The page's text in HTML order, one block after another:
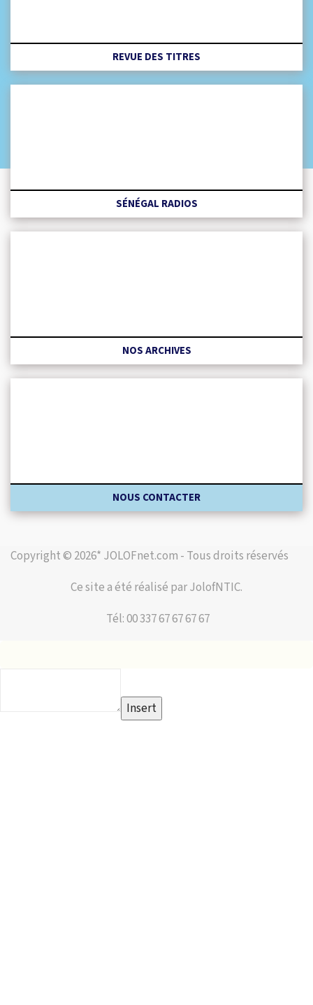
REVUE DES TITRES
SÉNÉGAL RADIOS
NOS ARCHIVES
NOUS CONTACTER
Copyright © 2026* JOLOFnet.com - Tous droits réservés
Ce site a été réalisé par JolofNTIC.
Tél: 00 337 67 67 67 67
Insert